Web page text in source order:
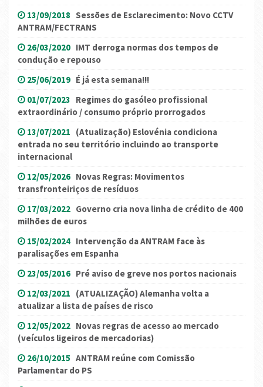
13/09/2018 Sessões de Esclarecimento: Novo CCTV
ANTRAM/FECTRANS
26/03/2020 IMT derroga normas dos tempos de
condução e repouso
25/06/2019 É já esta semana!!!
01/07/2023 Regimes do gasóleo profissional
extraordinário / consumo próprio prorrogados
13/07/2021 (Atualização) Eslovénia condiciona
entrada no seu território incluindo ao transporte
internacional
12/05/2026 Novas Regras: Movimentos
transfronteiriços de resíduos
17/03/2022 Governo cria nova linha de crédito de 400
milhões de euros
15/02/2024 Intervenção da ANTRAM face às
paralisações em Espanha
23/05/2016 Pré aviso de greve nos portos nacionais
12/03/2021 (ATUALIZAÇÃO) Alemanha volta a
atualizar a lista de países de risco
12/05/2022 Novas regras de acesso ao mercado
(veículos ligeiros de mercadorias)
26/10/2015 ANTRAM reúne com Comissão
Parlamentar do PS